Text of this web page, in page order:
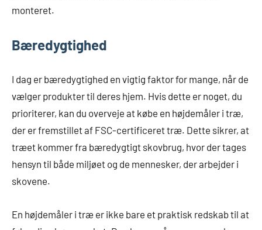
monteret.
Bæredygtighed
I dag er bæredygtighed en vigtig faktor for mange, når de
vælger produkter til deres hjem. Hvis dette er noget, du
prioriterer, kan du overveje at købe en højdemåler i træ,
der er fremstillet af FSC-certificeret træ. Dette sikrer, at
træet kommer fra bæredygtigt skovbrug, hvor der tages
hensyn til både miljøet og de mennesker, der arbejder i
skovene.
En højdemåler i træ er ikke bare et praktisk redskab til at